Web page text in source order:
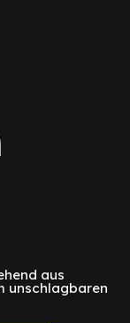
aus
unschlagbaren